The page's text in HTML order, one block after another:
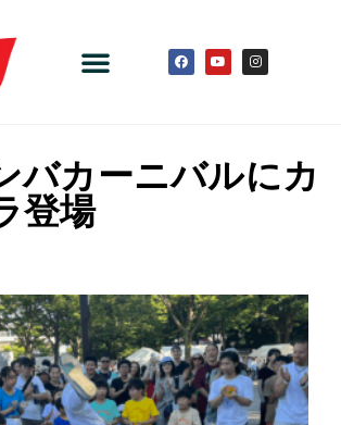
バカーニバルにカ
登場